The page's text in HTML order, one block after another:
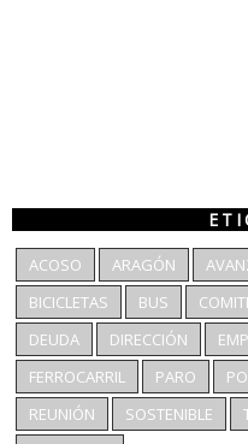
ACOSO ARAGÓN
BICICLETAS
BUS
DEUDA
DIRECCIÓN
FERROCARRIL
PARO
REUNIÓN
SOSTENIBLE